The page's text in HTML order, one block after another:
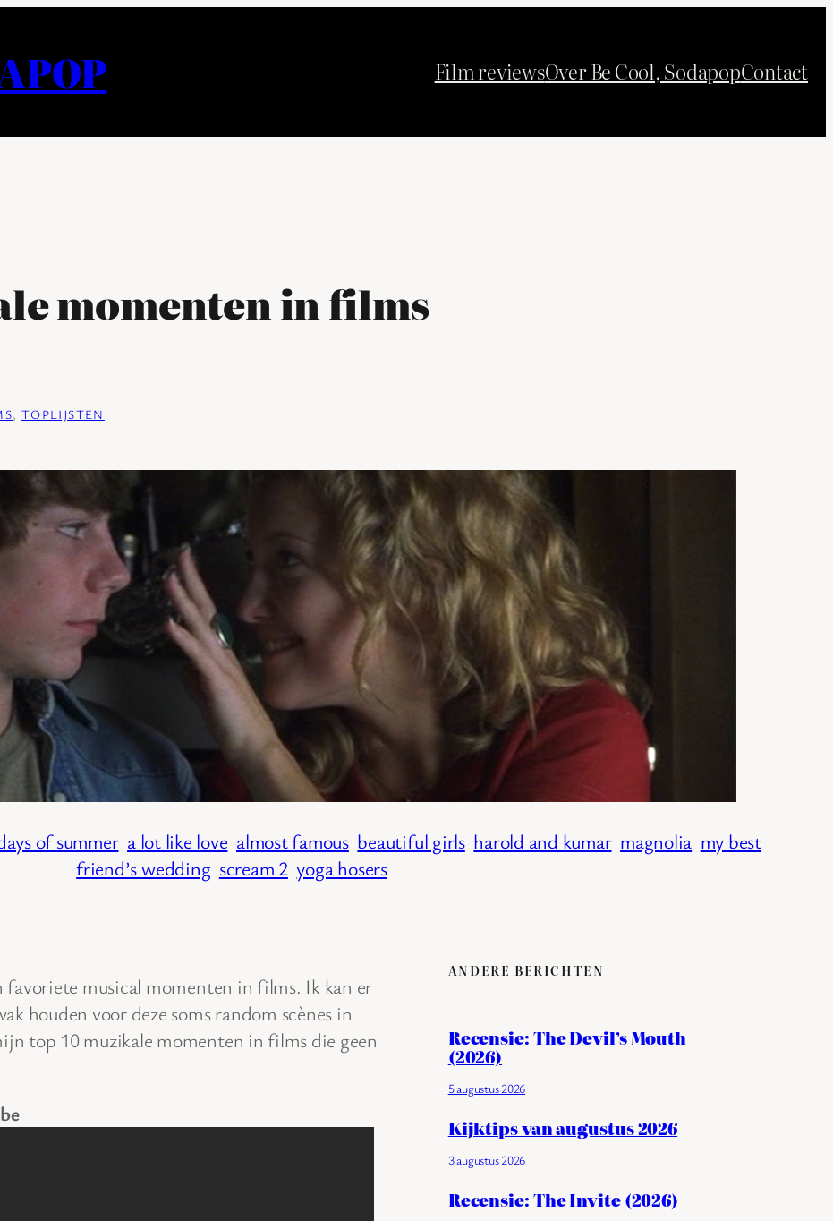
Film reviewsOver Be Cool, SodapopContact
momenten in films
, TOPLIJSTEN
of summer a lot like love almost famous beautiful girls harold and kumar magnolia my best
friend’s wedding scream 2 yoga hosers
favoriete musical momenten in films. Ik kan er
houden voor deze soms random scènes in
top 10 muzikale momenten in films die geen
ANDERE BERICHTEN
Recensie: The Devil’s Mouth
(2026)
5 augustus 2026
Kijktips van augustus 2026
3 augustus 2026
Recensie: The Invite (2026)